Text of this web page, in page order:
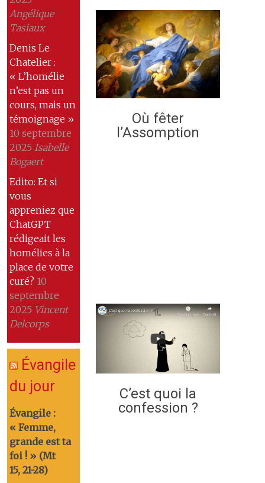
Angélique
Tasiaux
Denis Le
Chatelier :
« L’homélie
n’est pas un
cours, mais un
témoignage »
10 septembre
2025 Isabelle
Bogaert
Edito: Et si
vous
appreniez que
ChatGPT
rédigeait les
homélies à la
place de votre
curé? 10
septembre
2025 Vincent
Delcorps
Évangile
du jour
Évangile :
« Femme,
grande est ta
foi ! » (Mt
15, 21-28)
Où fêter
l’Assomption
C’est quoi la
confession ?